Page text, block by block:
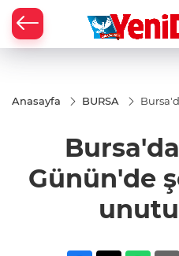
Anasayfa BURSA
şehit
Günün'de